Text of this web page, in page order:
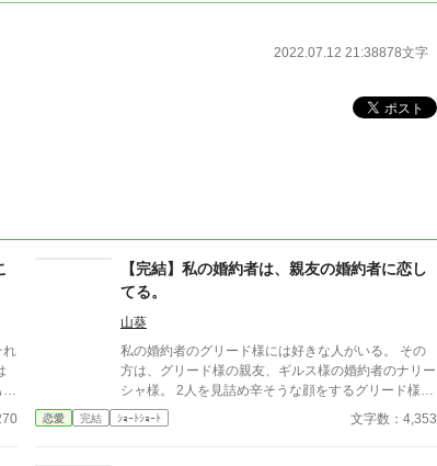
2022.07.12 21:38878文字
れ
【完結】私の婚約者は、親友の婚約者に恋し
てる。
山葵
私の婚約者のグリード様には好きな人がいる。 その
方は、グリード様の親友、ギルス様の婚約者のナリー
シャ様。 2人を見詰め辛そうな顔をするグリード様を
私は見ていた。
恋愛 完結 ｼｮｰﾄｼｮｰﾄ 文字数：4,353